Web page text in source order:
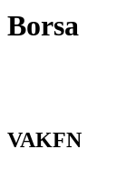
Borsa
VAKFN